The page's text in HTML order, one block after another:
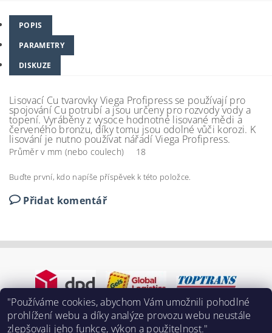
POPIS
PARAMETRY
DISKUZE
Lisovací Cu tvarovky Viega Profipress se používají pro
spojování Cu potrubí a jsou určeny pro rozvody vody a
topení. Vyráběny z vysoce hodnotné lisované mědi a
červeného bronzu, díky tomu jsou odolné vůči korozi. K
lisování je nutno používat nářadí Viega Profipress.
Průměr v mm (nebo coulech) 18
Buďte první, kdo napíše příspěvek k této položce.
Přidat komentář
"Používáme cookies, abychom Vám umožnili pohodlné
prohlížení webu a díky analýze provozu webu neustále
zlepšovali jeho funkce, výkon a použitelnost."